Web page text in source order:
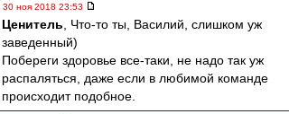
30 ноя 2018 23:53
Ценитель , Что-то ты, Василий, слишком уж
заведенный)
Побереги здоровье все-таки, не надо так уж
распаляться, даже если в любимой команде
происходит подобное.